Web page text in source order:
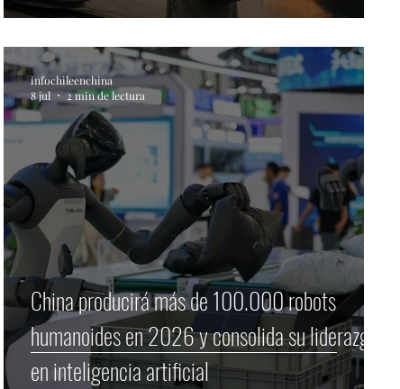
China producirá más de 100.000 robots
humanoides en 2026 y consolida su liderazgo
en inteligencia artificial
infochileenchina
8 jul
2 min de lectura